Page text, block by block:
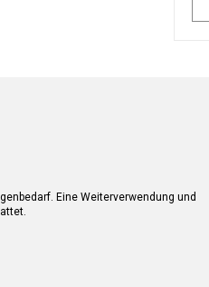
Eine Weiterverwendung und